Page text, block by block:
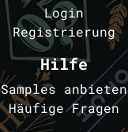
Login
Registrierung
Hilfe
Samples anbieten
Häufige Fragen